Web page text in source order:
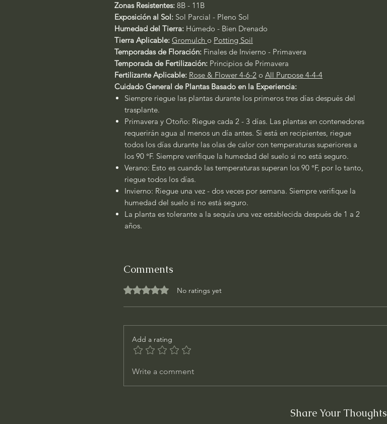
Zonas Resistentes: 8B - 11B
Exposición al Sol: Sol Parcial - Pleno Sol
Humedad del Tierra: Húmedo - Bien Drenado
Tierra Aplicable: Gromulch o Potting Soil
Temporadas de Floración: Finales de Invierno - Primavera
Temporada de Fertilización: Principios de Primavera
Fertilizante Aplicable: Rose & Flower 4-6-2 o All Purpose 4-4-4
Cuidado General de Plantas Basado en la Experiencia:
Siempre riegue las plantas durante los primeros tres días después del
trasplante.
Primavera y Otoño: Riegue cada 2 - 3 días. Las plantas en contenedores
requerirán agua al menos un día antes. Si está en recipientes, riegue
todos los días durante las olas de calor con temperaturas superiores a
los 90 °F. Siempre verifique la humedad del suelo si no está seguro.
Verano: Esto es cuando las temperaturas superan los 90 °F, por lo tanto,
riegue todos los días.
Invierno: Riegue una vez - dos veces por semana. Siempre verifique la
humedad del suelo si no está seguro.
La planta es tolerante a la sequía una vez establecida después de 1 a 2
años.
Comments
Rated 0 out of 5 stars. No ratings yet
Add a rating
Write a comment
Share Your Thoughts